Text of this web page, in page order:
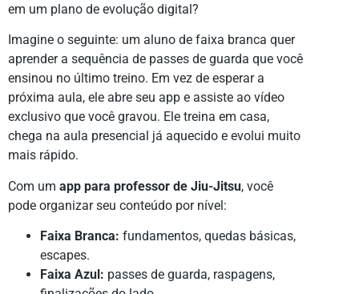
em um plano de evolução digital?
Imagine o seguinte: um aluno de faixa branca quer
aprender a sequência de passes de guarda que você
ensinou no último treino. Em vez de esperar a
próxima aula, ele abre seu app e assiste ao vídeo
exclusivo que você gravou. Ele treina em casa,
chega na aula presencial já aquecido e evolui muito
mais rápido.
Com um app para professor de Jiu-Jitsu, você
pode organizar seu conteúdo por nível:
Faixa Branca: fundamentos, quedas básicas,
escapes.
Faixa Azul: passes de guarda, raspagens,